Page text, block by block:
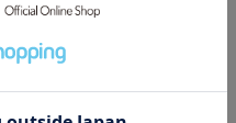
￥67,100(税込)
人気商品